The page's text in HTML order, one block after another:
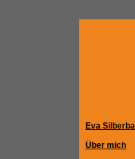
Eva
Über mich